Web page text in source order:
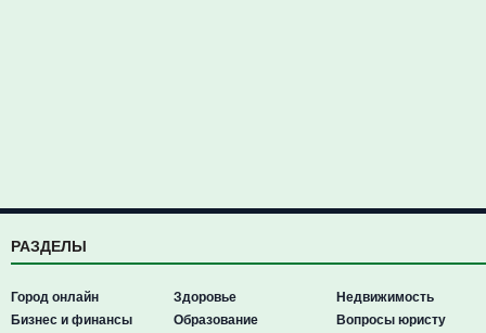
РАЗДЕЛЫ
Город онлайн
Бизнес и финансы
Здоровье
Образование
Недвижимость
Вопросы юристу